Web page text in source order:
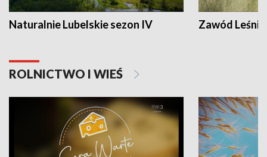
Naturalnie Lubelskie sezon IV Zawód Leśnik
ROLNICTWO I WIEŚ